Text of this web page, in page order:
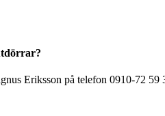
Eriksson på telefon 0910-72